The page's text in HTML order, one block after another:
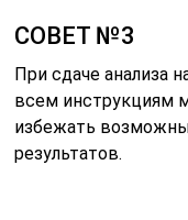
СОВЕТ №3
При сдаче анализа
всем инструкциям
избежать
результатов.